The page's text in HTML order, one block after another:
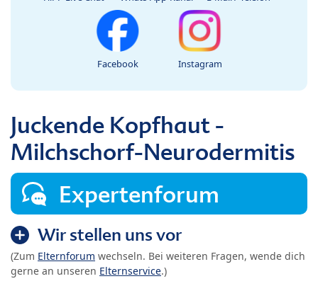
Facebook Instagram
Juckende Kopfhaut -
Milchschorf-Neurodermitis
Expertenforum
Wir stellen uns vor
(Zum Elternforum wechseln. Bei weiteren Fragen, wende dich
gerne an unseren Elternservice.)